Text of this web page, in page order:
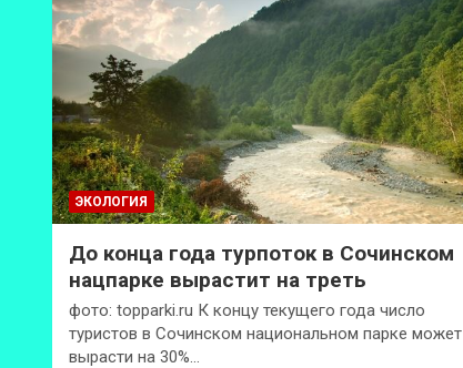
ЭКОЛОГИЯ
До конца года турпоток в Сочинском
нацпарке вырастит на треть
фото: topparki.ru К концу текущего года число
туристов в Сочинском национальном парке может
вырасти на 30%…